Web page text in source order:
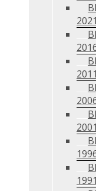
2021
2011
2001
1991